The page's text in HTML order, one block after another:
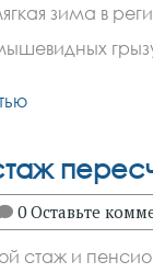
зима в
0 Оставьте
стаж и